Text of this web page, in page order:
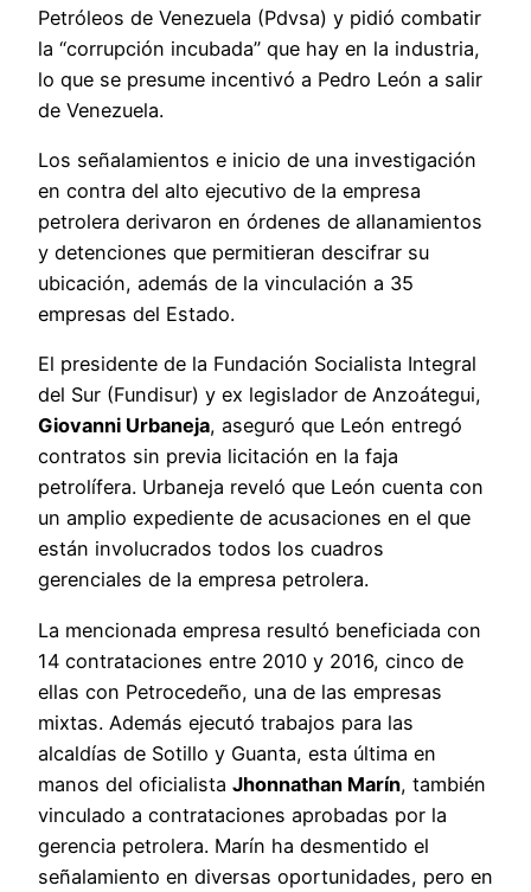
Petróleos de Venezuela (Pdvsa) y pidió combatir
la “corrupción incubada” que hay en la industria,
lo que se presume incentivó a Pedro León a salir
de Venezuela.
Los señalamientos e inicio de una investigación
en contra del alto ejecutivo de la empresa
petrolera derivaron en órdenes de allanamientos
y detenciones que permitieran descifrar su
ubicación, además de la vinculación a 35
empresas del Estado.
El presidente de la Fundación Socialista Integral
del Sur (Fundisur) y ex legislador de Anzoátegui,
Giovanni Urbaneja, aseguró que León entregó
contratos sin previa licitación en la faja
petrolífera. Urbaneja reveló que León cuenta con
un amplio expediente de acusaciones en el que
están involucrados todos los cuadros
gerenciales de la empresa petrolera.
La mencionada empresa resultó beneficiada con
14 contrataciones entre 2010 y 2016, cinco de
ellas con Petrocedeño, una de las empresas
mixtas. Además ejecutó trabajos para las
alcaldías de Sotillo y Guanta, esta última en
manos del oficialista Jhonnathan Marín, también
vinculado a contrataciones aprobadas por la
gerencia petrolera. Marín ha desmentido el
señalamiento en diversas oportunidades, pero en